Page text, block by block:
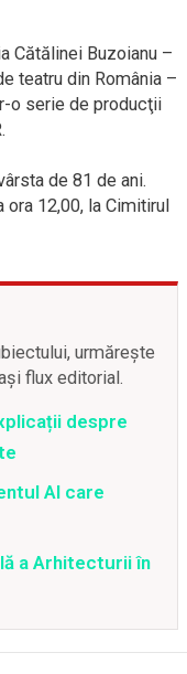
Cătălinei Buzoianu –
teatru din România –
o serie de producţii
de 81 de ani.
12,00, la Cimitirul
urmărește
flux editorial.
despre
AI care
a Arhitecturii în